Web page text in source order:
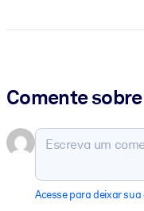
Comente
Acesse para deixar sua